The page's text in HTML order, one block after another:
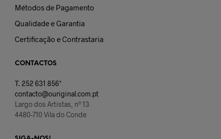
Métodos de Pagamento
Qualidade e Garantia
Certificação e Contrastaria
CONTACTOS
T. 252 631 856*
contacto@ouriginal.com.pt
Largo dos Artistas, nº 13
4480-710 Vila do Conde